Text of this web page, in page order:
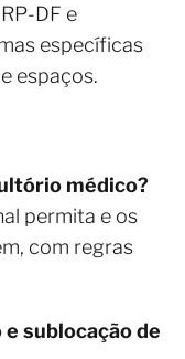
DF e
específicas
espaços.
médico?
permita e os
com regras
sublocação de